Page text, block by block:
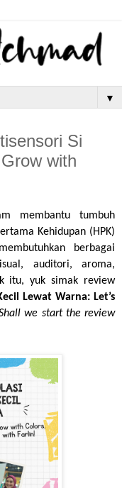
▼
Si
with
membantu tumbuh
Kehidupan (HPK)
berbagai
auditori, aroma,
itu, yuk simak review
Lewat Warna: Let’s
we start the review